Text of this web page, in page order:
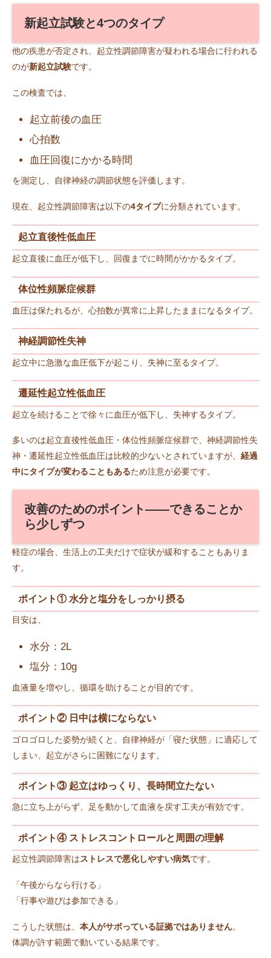
新起立試験と4つのタイプ
他の疾患が否定され、起立性調節障害が疑われる場合に行われる
のが新起立試験です。
この検査では、
起立前後の血圧
心拍数
血圧回復にかかる時間
を測定し、自律神経の調節状態を評価します。
現在、起立性調節障害は以下の4タイプに分類されています。
起立直後性低血圧
起立直後に血圧が低下し、回復までに時間がかかるタイプ。
体位性頻脈症候群
血圧は保たれるが、心拍数が異常に上昇したままになるタイプ。
神経調節性失神
起立中に急激な血圧低下が起こり、失神に至るタイプ。
遷延性起立性低血圧
起立を続けることで徐々に血圧が低下し、失神するタイプ。
多いのは起立直後性低血圧・体位性頻脈症候群で、神経調節性失
神・遷延性起立性低血圧は比較的少ないとされていますが、 経過
中にタイプが変わることもあるため注意が必要です。
改善のためのポイント――できることか
ら少しずつ
軽症の場合、生活上の工夫だけで症状が緩和することもありま
す。
ポイント① 水分と塩分をしっかり摂る
目安は、
水分：2L
塩分：10g
血液量を増やし、循環を助けることが目的です。
ポイント② 日中は横にならない
ゴロゴロした姿勢が続くと、自律神経が「寝た状態」に適応して
しまい、起立がさらに困難になります。
ポイント③ 起立はゆっくり、長時間立たない
急に立ち上がらず、足を動かして血液を戻す工夫が有効です。
ポイント④ ストレスコントロールと周囲の理解
起立性調節障害はストレスで悪化しやすい病気です。
「午後からなら行ける」
「行事や遊びは参加できる」
こうした状態は、 本人がサボっている証拠ではありません。
体調が許す範囲で動いている結果です。